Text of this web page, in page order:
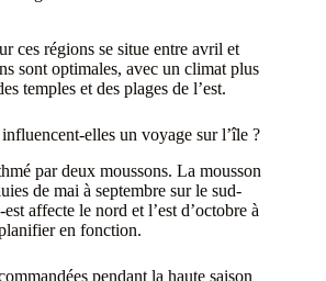
ces régions se situe entre avril et
sont optimales, avec un climat plus
temples et des plages de l’est.
elles un voyage sur l’île ?
par deux moussons. La mousson
de mai à septembre sur le sud-
affecte le nord et l’est d’octobre à
en fonction.
pendant la haute saison